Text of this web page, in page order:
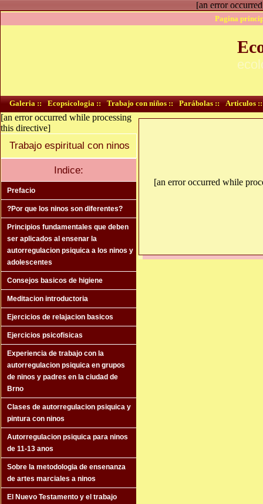
[an error
Pagina
Galeria :: Ecopsicologia :: Trabajo con niños :: Parábolas :: Articulos ::
[an error occurred while processing
this directive]
Trabajo espiritual con ninos
Indice:
Prefacio
?Por que los ninos son diferentes?
Principios fundamentales que deben
ser aplicados al ensenar la
autorregulacion psiquica a los ninos y
adolescentes
Consejos basicos de higiene
Meditacion introductoria
Ejercicios de relajacion basicos
Ejercicios psicofisicas
Experiencia de trabajo con la
autorregulacion psiquica en grupos
de ninos y padres en la ciudad de
Brno
Clases de autorregulacion psiquica y
pintura con ninos
Autorregulacion psiquica para ninos
de 11-13 anos
Sobre la metodologia de ensenanza
de artes marciales a ninos
El Nuevo Testamento y el trabajo
[an error occurred while